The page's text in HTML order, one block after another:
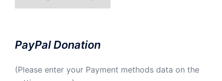
PayPal Donation
(Please enter your Payment methods data on the